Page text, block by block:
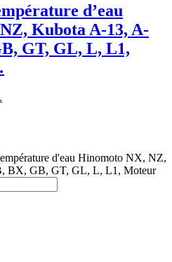
d’eau
Kubota A-13, A-
GT, GL, L, L1,
d'eau Hinomoto NX, NZ,
BX, GB, GT, GL, L, L1, Moteur